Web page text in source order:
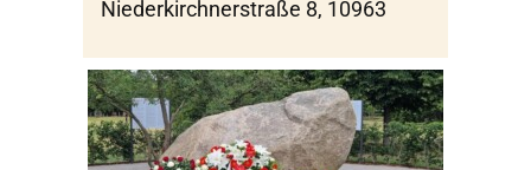
Niederkirchnerstraße 8, 10963